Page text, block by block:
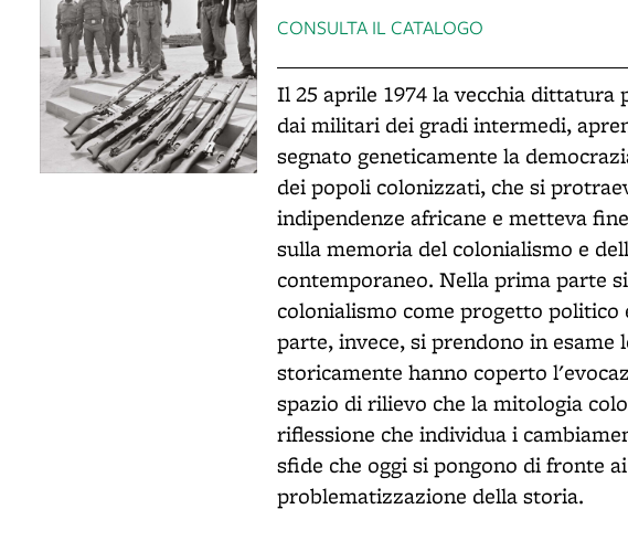
CONSULTA IL CATALOGO
Il 25 aprile 1974 la vecchia
dai militari dei gradi intermedi,
segnato geneticamente la
dei popoli colonizzati, che si
indipendenze africane e metteva
sulla memoria del colonialismo e
contemporaneo. Nella prima parte
colonialismo come progetto
parte, invece, si prendono in
storicamente hanno coperto
spazio di rilievo che la mitologia
riflessione che individua i
sfide che oggi si pongono di fronte
problematizzazione della storia.